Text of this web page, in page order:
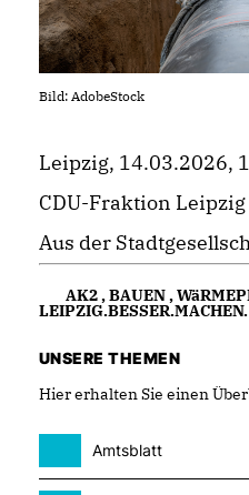
Bild: AdobeStock
Leipzig, 14.03.2026,
CDU-Fraktion Leipzig
Aus der
AK2,BAUEN,
LEIPZIG.BESSER.MACHEN.
UNSERE THEMEN
Hier erhalten Sie einen
Amtsblatt